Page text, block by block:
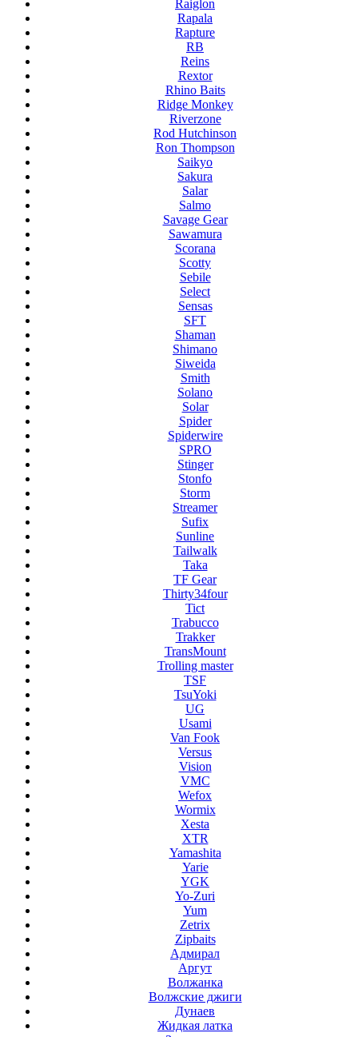
Raiglon
Rapala
Rapture
RB
Reins
Rextor
Rhino Baits
Ridge Monkey
Riverzone
Rod Hutchinson
Ron Thompson
Saikyo
Sakura
Salar
Salmo
Savage Gear
Sawamura
Scorana
Scotty
Sebile
Select
Sensas
SFT
Shaman
Shimano
Siweida
Smith
Solano
Solar
Spider
Spiderwire
SPRO
Stinger
Stonfo
Storm
Streamer
Sufix
Sunline
Tailwalk
Taka
TF Gear
Thirty34four
Tict
Trabucco
Trakker
TransMount
Trolling master
TSF
TsuYoki
UG
Usami
Van Fook
Versus
Vision
VMC
Wefox
Wormix
Xesta
XTR
Yamashita
Yarie
YGK
Yo-Zuri
Yum
Zetrix
Zipbaits
Адмирал
Аргут
Волжанка
Волжские джиги
Дунаев
Жидкая латка